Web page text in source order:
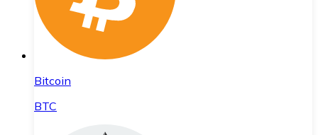
Bitcoin
BTC